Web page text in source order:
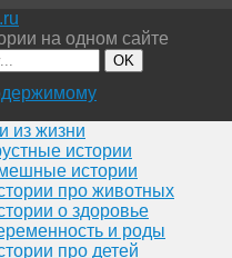
на одном сайте
OK
из жизни
истории
истории
про животных
о здоровье
и роды
про детей